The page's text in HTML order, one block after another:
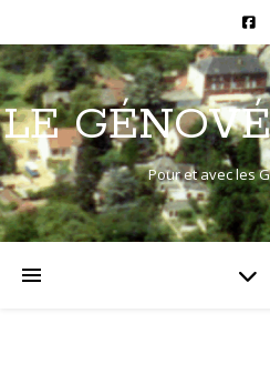
LE
Pour et avec les